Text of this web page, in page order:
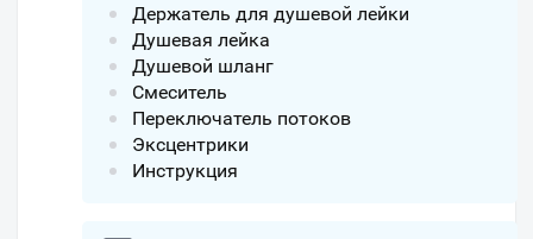
Держатель для душевой лейки
Душевая лейка
Душевой шланг
Смеситель
Переключатель потоков
Эксцентрики
Инструкция